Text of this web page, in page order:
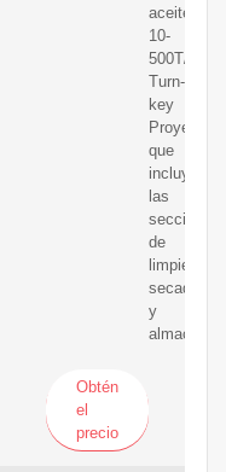
aceite.
10-
500T/H
Turn-
key
Proyecto
que
incluye
las
secciones
de
limpieza,
secado
y
Obtén
el
precio